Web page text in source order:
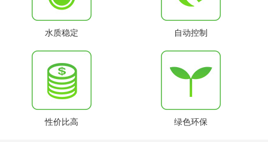
水质稳定 自动控制
性价比高 绿色环保